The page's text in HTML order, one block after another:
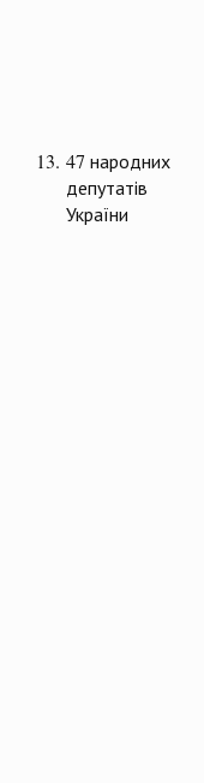
13. 47 народних
депутатів
України